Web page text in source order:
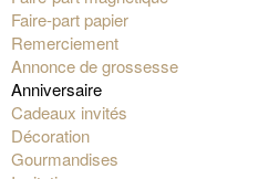
Faire-part papier
Remerciement
Annonce de grossesse
Anniversaire
Cadeaux invités
Décoration
Gourmandises